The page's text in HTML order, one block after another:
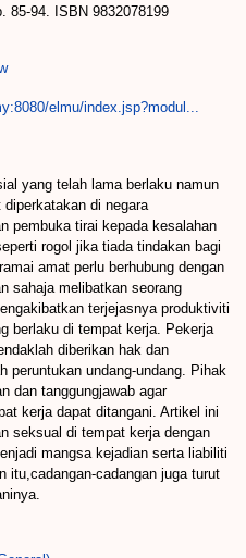
85-94. ISBN 9832078199
elmu/index.jsp?modul...
yang telah lama berlaku namun
di negara
pembuka tirai kepada kesalahan
rogol jika tiada tindakan bagi
amat perlu berhubung dengan
sahaja melibatkan seorang
terjejasnya produktiviti
berlaku di tempat kerja. Pekerja
diberikan hak dan
peruntukan undang-undang. Pihak
dan tanggungjawab agar
kerja dapat ditangani. Artikel ini
seksual di tempat kerja dengan
mangsa kejadian serta liabiliti
itu,cadangan-cadangan juga turut